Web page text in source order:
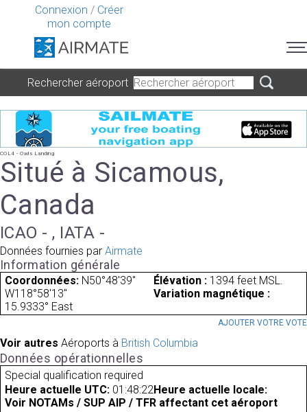
Connexion / Créer
mon compte
Rechercher aéroport
COL4 - Owls Landing
Situé à Sicamous,
Canada
ICAO - , IATA -
Données fournies par Airmate
Information générale
Coordonnées: N50°48'39"
W118°58'13"
Élévation : 1394 feet MSL.
Variation magnétique :
15.9333° East
AJOUTER VOTRE VOTE
Voir autres Aéroports à British Columbia
Données opérationnelles
Special qualification required
Heure actuelle UTC: 01:48:22Heure actuelle locale:
Voir NOTAMs / SUP AIP / TFR affectant cet aéroport